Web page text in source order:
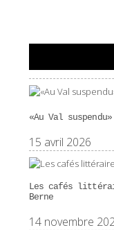
«Au Val
15 avril 2026
Les cafés
Berne
14 novembre